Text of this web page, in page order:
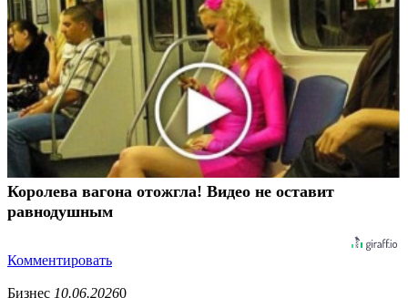
Королева вагона отожгла! Видео не оставит
равнодушным
Комментировать
Бизнес 10.06.20260